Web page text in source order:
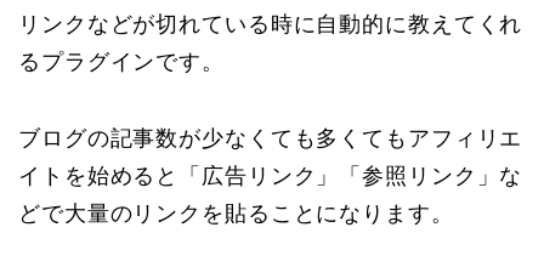
リンクなどが切れている時に自動的に教えてくれ
るプラグインです。
ブログの記事数が少なくても多くてもアフィリエ
イトを始めると「広告リンク」「参照リンク」な
どで大量のリンクを貼ることになります。